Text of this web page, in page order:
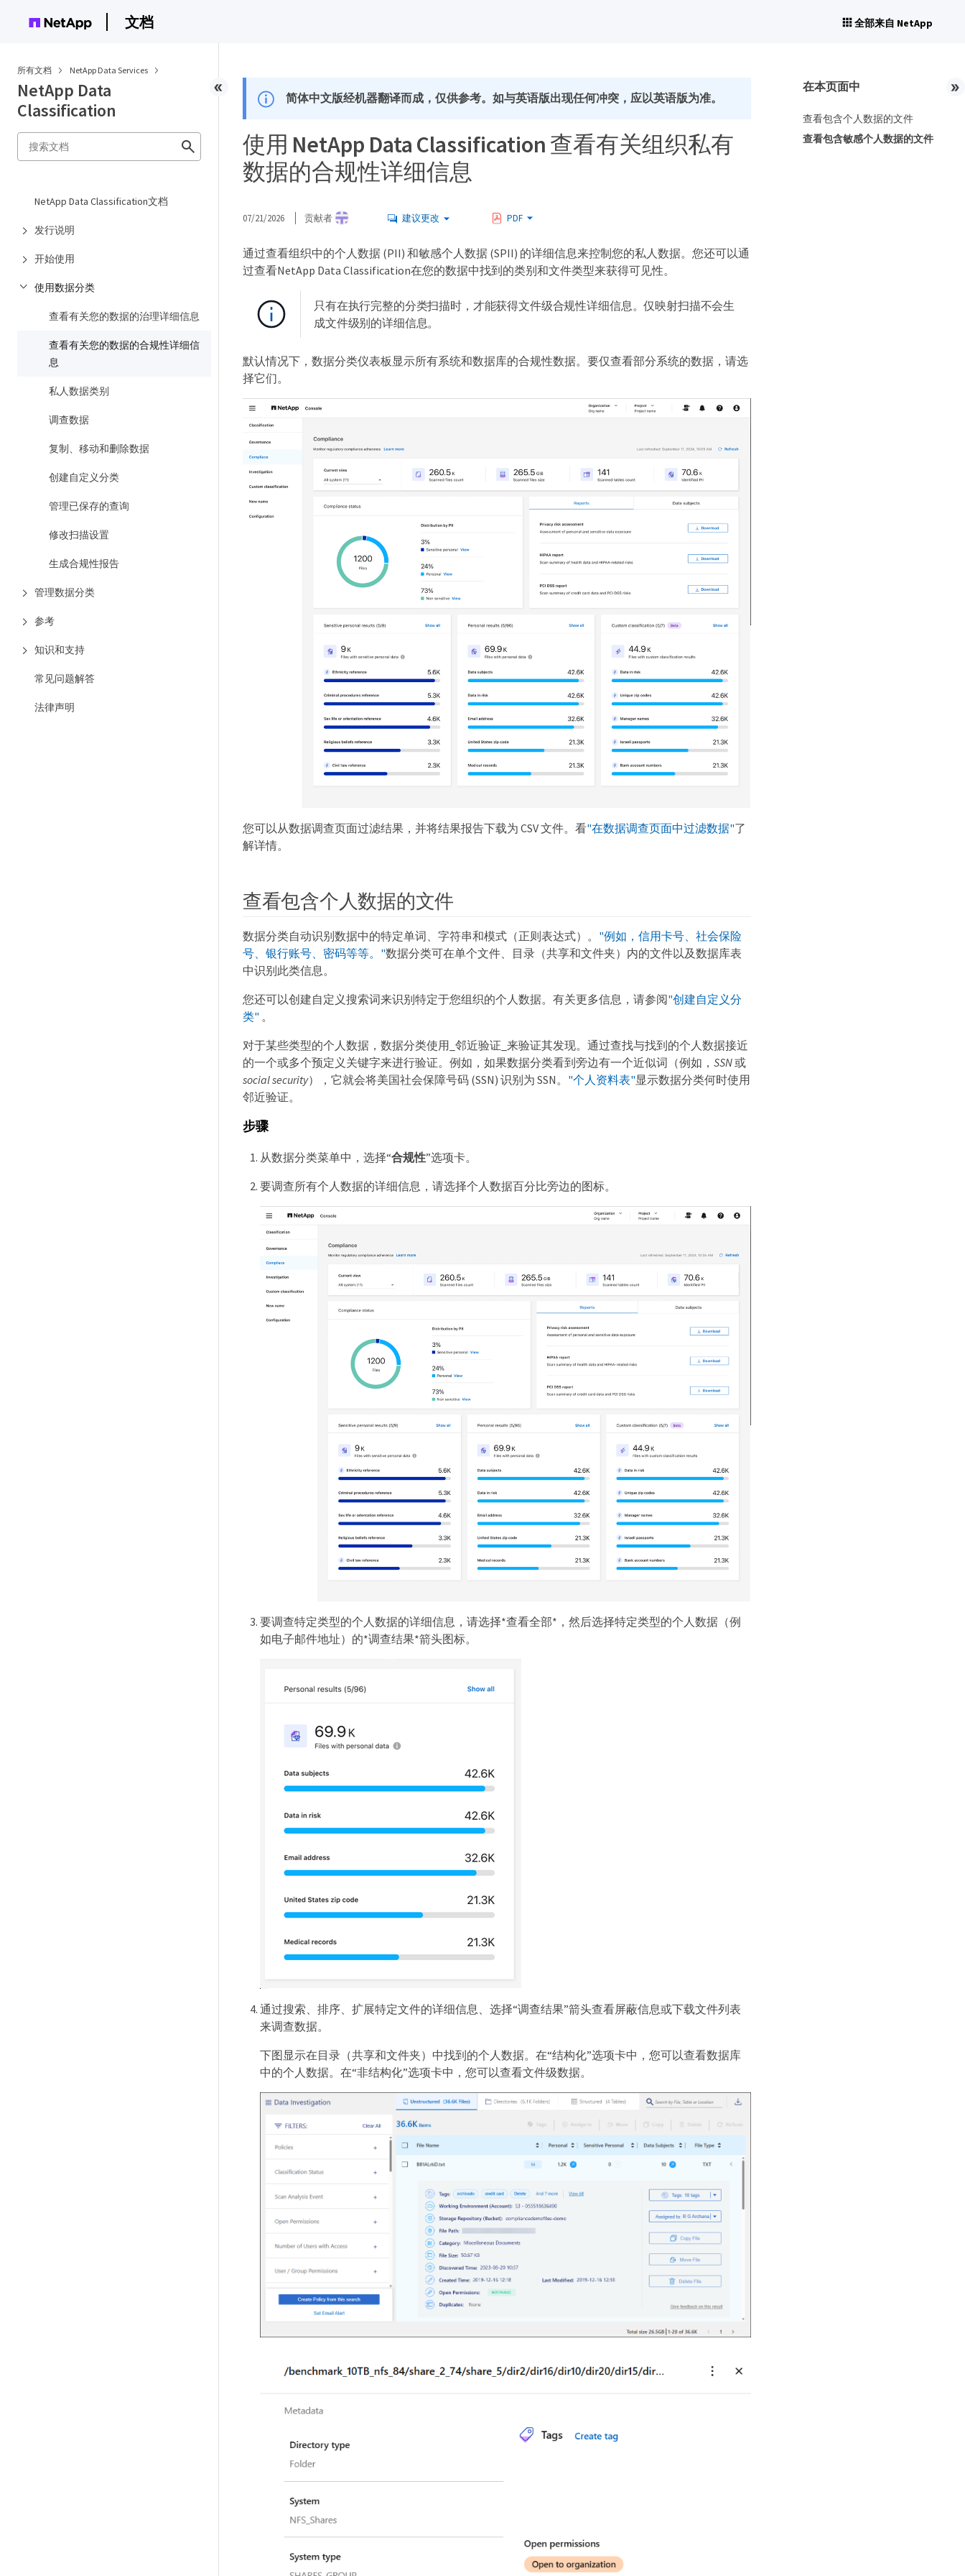
文档 全部来自 NetApp
所有文档 NetApp Data Services
NetApp Data
Classification
NetApp Data Classification文档
发行说明
开始使用
使用数据分类
查看有关您的数据的治理详细信息
查看有关您的数据的合规性详细信
息
私人数据类别
调查数据
复制、移动和删除数据
创建自定义分类
管理已保存的查询
修改扫描设置
生成合规性报告
管理数据分类
参考
知识和支持
常见问题解答
法律声明
简体中文版经机器翻译而成，仅供参考。如与英语版出现任何冲突，应以英语版为准。
使用 NetApp Data Classification 查看有关组织私有
数据的合规性详细信息
07/21/2026 贡献者 建议更改 PDF
通过查看组织中的个人数据 (PII) 和敏感个人数据 (SPII) 的详细信息来控制您的私人数据。您还可以通
过查看NetApp Data Classification在您的数据中找到的类别和文件类型来获得可见性。
只有在执行完整的分类扫描时，才能获得文件级合规性详细信息。仅映射扫描不会生
成文件级别的详细信息。
默认情况下，数据分类仪表板显示所有系统和数据库的合规性数据。要仅查看部分系统的数据，请选
择它们。
您可以从数据调查页面过滤结果，并将结果报告下载为 CSV 文件。看"在数据调查页面中过滤数据"了
解详情。
查看包含个人数据的文件
数据分类自动识别数据中的特定单词、字符串和模式（正则表达式）。 "例如，信用卡号、社会保险
号、银行账号、密码等等。"数据分类可在单个文件、目录（共享和文件夹）内的文件以及数据库表
中识别此类信息。
您还可以创建自定义搜索词来识别特定于您组织的个人数据。有关更多信息，请参阅"创建自定义分
类" 。
对于某些类型的个人数据，数据分类使用_邻近验证_来验证其发现。通过查找与找到的个人数据接近
的一个或多个预定义关键字来进行验证。例如，如果数据分类看到旁边有一个近似词（例如， SSN或
social security），它就会将美国社会保障号码 (SSN) 识别为 SSN。 "个人资料表"显示数据分类何时使用
邻近验证。
步骤
从数据分类菜单中，选择“合规性”选项卡。
要调查所有个人数据的详细信息，请选择个人数据百分比旁边的图标。
要调查特定类型的个人数据的详细信息，请选择*查看全部*，然后选择特定类型的个人数据（例
如电子邮件地址）的*调查结果*箭头图标。
通过搜索、排序、扩展特定文件的详细信息、选择“调查结果”箭头查看屏蔽信息或下载文件列表
来调查数据。
下图显示在目录（共享和文件夹）中找到的个人数据。在“结构化”选项卡中，您可以查看数据库
中的个人数据。在“非结构化”选项卡中，您可以查看文件级数据。
在本页面中
查看包含个人数据的文件
查看包含敏感个人数据的文件